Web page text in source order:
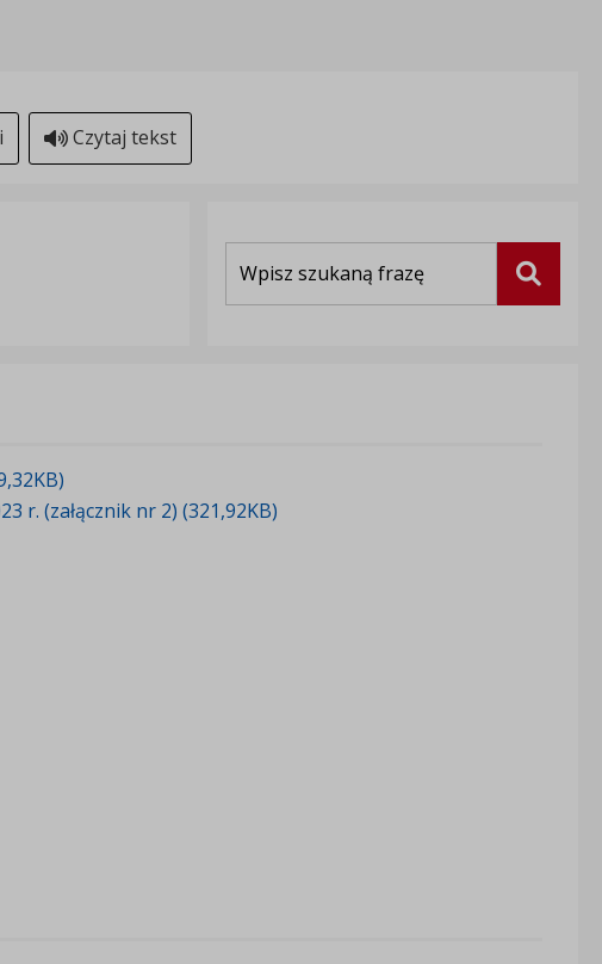
Czytaj tekst
Szukaj
r. (załącznik nr 2) (321,92KB)